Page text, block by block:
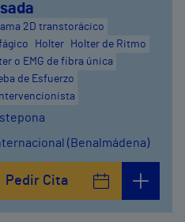
2D transtorácico
Holter
Holter de Ritmo
o EMG de fibra única
de Esfuerzo
(Benalmádena)
Pedir Cita